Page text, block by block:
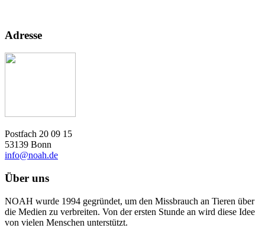
Adresse
Postfach 20 09 15
53139 Bonn
info@noah.de
Über uns
NOAH wurde 1994 gegründet, um den Missbrauch an Tieren über
die Medien zu verbreiten. Von der ersten Stunde an wird diese Idee
von vielen Menschen unterstützt.